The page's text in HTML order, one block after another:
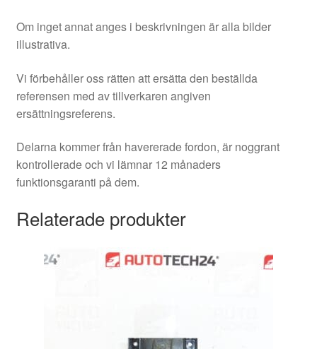
Om inget annat anges i beskrivningen är alla bilder
illustrativa.
Vi förbehåller oss rätten att ersätta den beställda
referensen med av tillverkaren angiven
ersättningsreferens.
Delarna kommer från havererade fordon, är noggrant
kontrollerade och vi lämnar 12 månaders
funktionsgaranti på dem.
Relaterade produkter